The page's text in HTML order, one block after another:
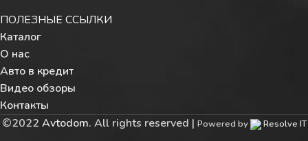
ПОЛЕЗНЫЕ ССЫЛКИ
Каталог
О нас
Авто в кредит
Видео обзоры
Контакты
©2022 Avtodom. All rights reserved | Powered by Resolve IT